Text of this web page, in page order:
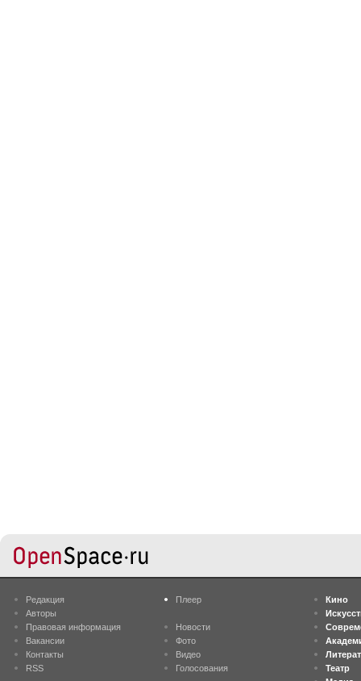
Редакция
Авторы
Правовая информация
Вакансии
Контакты
RSS
Плеер
Новости
Фото
Видео
Голосования
Кино
Театр